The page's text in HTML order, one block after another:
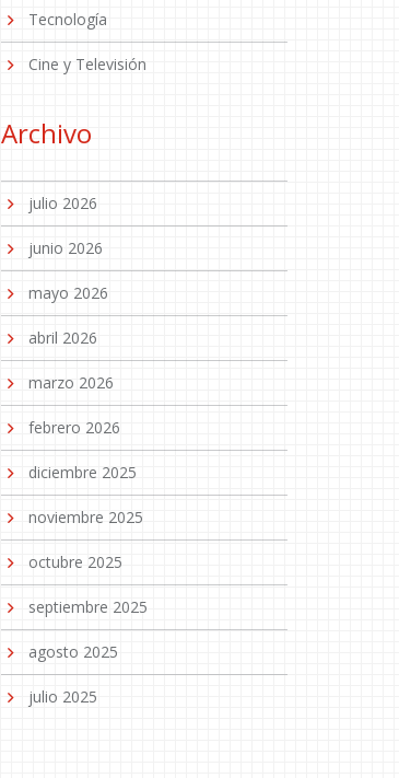
Tecnología
Cine y Televisión
Archivo
julio 2026
junio 2026
mayo 2026
abril 2026
marzo 2026
febrero 2026
diciembre 2025
noviembre 2025
octubre 2025
septiembre 2025
agosto 2025
julio 2025